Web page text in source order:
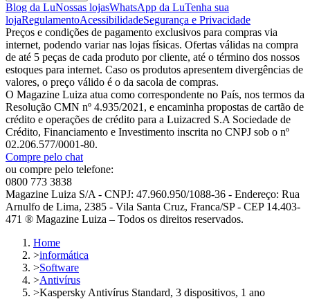
Blog da LuNossas lojasWhatsApp da LuTenha sua
lojaRegulamentoAcessibilidadeSegurança e Privacidade
Preços e condições de pagamento exclusivos para compras via
internet, podendo variar nas lojas físicas. Ofertas válidas na compra
de até 5 peças de cada produto por cliente, até o término dos nossos
estoques para internet. Caso os produtos apresentem divergências de
valores, o preço válido é o da sacola de compras.
O Magazine Luiza atua como correspondente no País, nos termos da
Resolução CMN nº 4.935/2021, e encaminha propostas de cartão de
crédito e operações de crédito para a Luizacred S.A Sociedade de
Crédito, Financiamento e Investimento inscrita no CNPJ sob o nº
02.206.577/0001-80.
Compre pelo chat
ou compre pelo telefone:
0800 773 3838
Magazine Luiza S/A - CNPJ: 47.960.950/1088-36 - Endereço: Rua
Arnulfo de Lima, 2385 - Vila Santa Cruz, Franca/SP - CEP 14.403-
471 ® Magazine Luiza – Todos os direitos reservados.
Home
>informática
>Software
>Antivírus
>Kaspersky Antivírus Standard, 3 dispositivos, 1 ano